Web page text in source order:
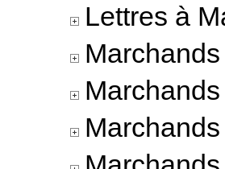
Lettres à